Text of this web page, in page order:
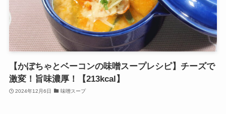
【かぼちゃとベーコンの味噌スープレシピ】チーズで
激変！旨味濃厚！【213kcal】
2024年12月6日 味噌スープ